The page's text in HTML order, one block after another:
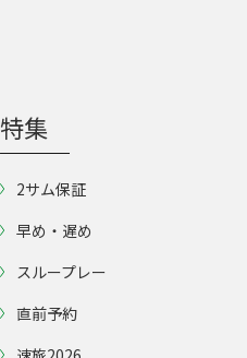
特集
2サム保証
早め・遅め
スループレー
直前予約